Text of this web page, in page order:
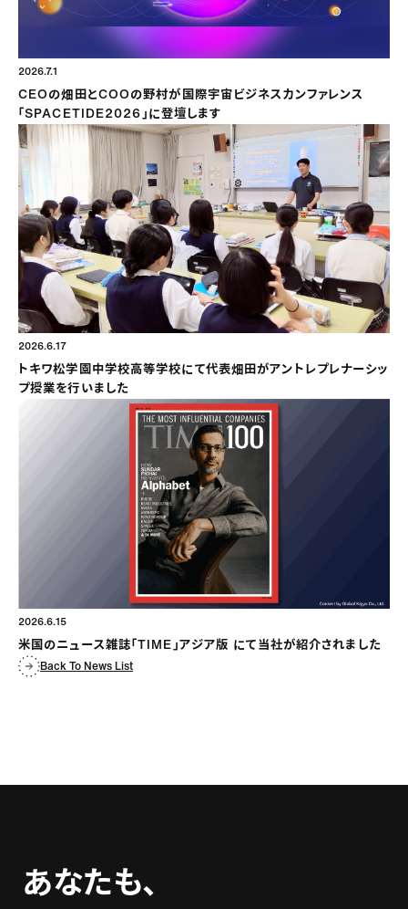
2026.7.1
CEOの畑田とCOOの野村が国際宇宙ビジネスカンファレンス
「SPACETIDE2026」に登壇します
2026.6.17
トキワ松学園中学校高等学校にて代表畑田がアントレプレナーシッ
プ授業を行いました
2026.6.15
米国のニュース雑誌「TIME」アジア版 にて当社が紹介されました
Back To News List
あなたも、